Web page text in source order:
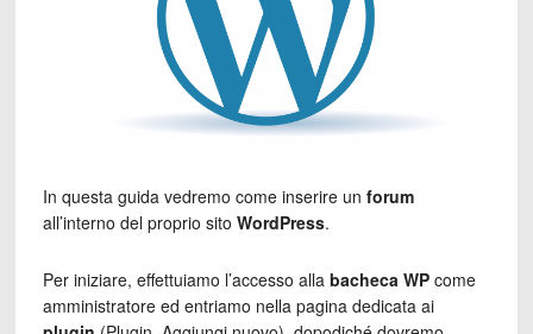
In questa guida vedremo come inserire un forum
all’interno del proprio sito WordPress.
Per iniziare, effettuiamo l’accesso alla bacheca WPcome
amministratore ed entriamo nella pagina dedicata ai